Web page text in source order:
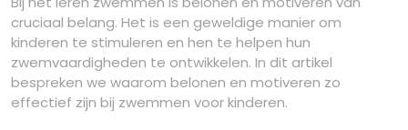
cruciaal belang. Het is een geweldige manier om
kinderen te stimuleren en hen te helpen hun
zwemvaardigheden te ontwikkelen. In dit artikel
bespreken we waarom belonen en motiveren zo
effectief zijn bij zwemmen voor kinderen.